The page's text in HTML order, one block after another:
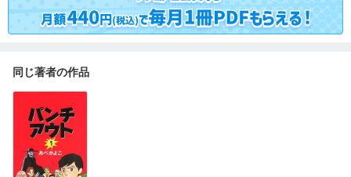
同じ著者の作品